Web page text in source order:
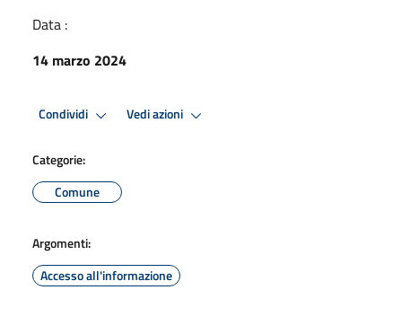
Data :
14 marzo 2024
Condividi Vedi azioni
Categorie:
Comune
Argomenti:
Accesso all'informazione